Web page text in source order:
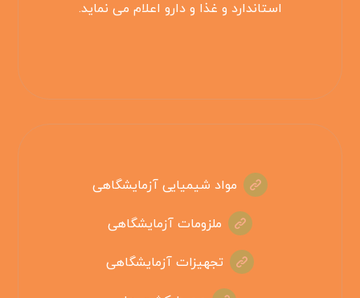
استاندارد و غذا و دارو اعلام می نماید.
مواد شیمیایی آزمایشگاهی
ملزومات آزمایشگاهی
تجهیزات آزمایشگاهی